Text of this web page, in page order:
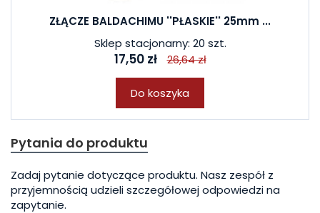
ZŁĄCZE BALDACHIMU ''PŁASKIE'' 25mm ...
Sklep stacjonarny: 20 szt.
17,50 zł 26,64 zł
Do koszyka
Pytania do produktu
Zadaj pytanie dotyczące produktu. Nasz zespół z
przyjemnością udzieli szczegółowej odpowiedzi na
zapytanie.